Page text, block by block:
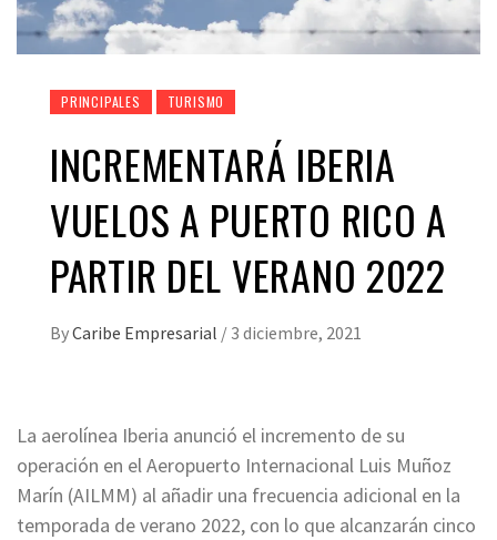
PRINCIPALES TURISMO
INCREMENTARÁ IBERIA
VUELOS A PUERTO RICO A
PARTIR DEL VERANO 2022
ByCaribe Empresarial / 3 diciembre, 2021
La aerolínea Iberia anunció el incremento de su
operación en el Aeropuerto Internacional Luis Muñoz
Marín (AILMM) al añadir una frecuencia adicional en la
temporada de verano 2022, con lo que alcanzarán cinco